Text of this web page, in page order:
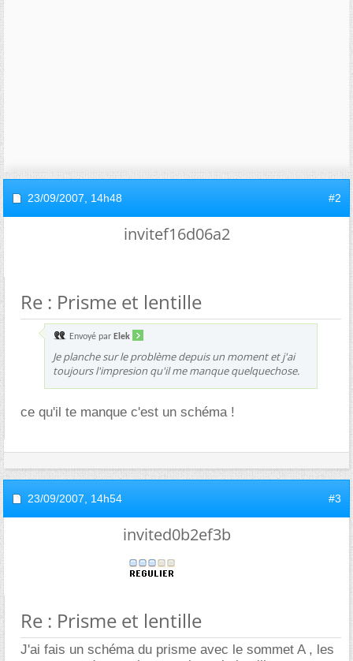
23/09/2007, 14h48 #2
invitef16d06a2
Re : Prisme et lentille
Envoyé par Elek
Je planche sur le problème depuis un moment et j'ai
toujours l'impresion qu'il me manque quelquechose.
ce qu'il te manque c'est un schéma !
23/09/2007, 14h54 #3
invited0b2ef3b
Re : Prisme et lentille
J'ai fais un schéma du prisme avec le sommet A , les